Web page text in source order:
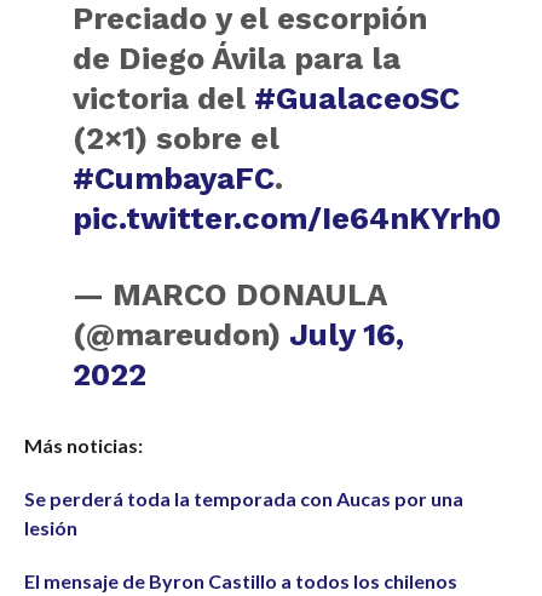
Preciado y el escorpión
de Diego Ávila para la
victoria del #GualaceoSC
(2×1) sobre el
#CumbayaFC.
pic.twitter.com/Ie64nKYrh0
— MARCO DONAULA
(@mareudon) July 16,
2022
Más noticias:
Se perderá toda la temporada con Aucas por una
lesión
El mensaje de Byron Castillo a todos los chilenos